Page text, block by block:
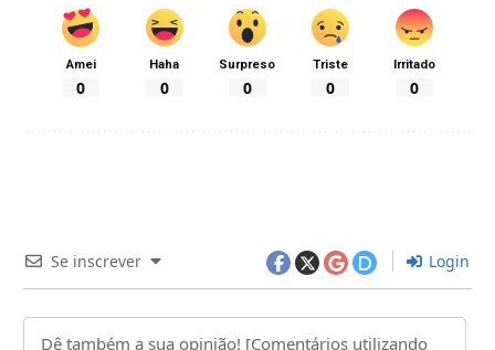
Amei
0
Haha
0
Surpreso
0
Triste
0
Irritado
0
Se inscrever Login